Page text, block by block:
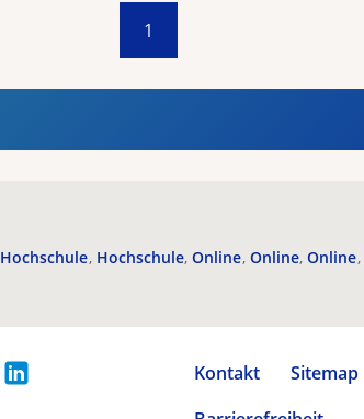
1
Hochschule Hochschule Online Online Online
Kontakt Sitemap